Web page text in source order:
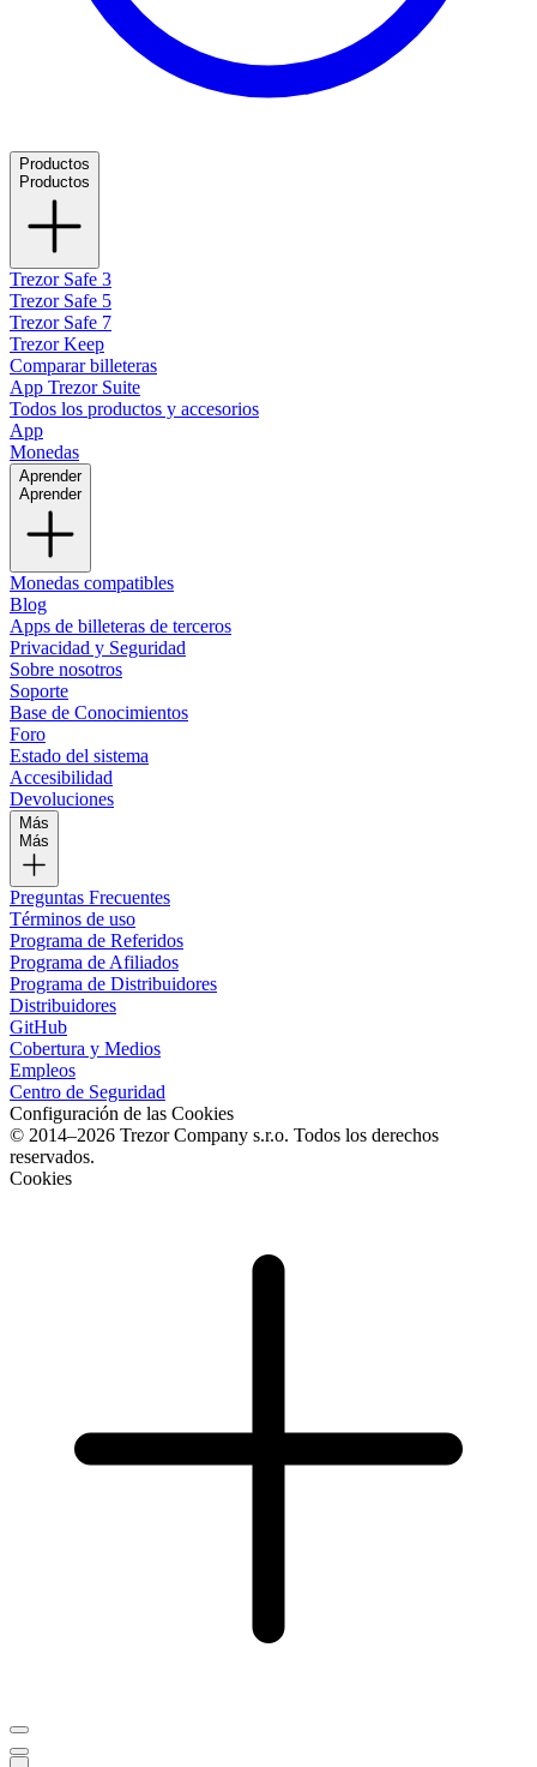
Productos
Productos
Trezor Safe 3
Trezor Safe 5
Trezor Safe 7
Trezor Keep
Comparar billeteras
App Trezor Suite
Todos los productos y accesorios
App
Monedas
Aprender
Aprender
Monedas compatibles
Blog
Apps de billeteras de terceros
Privacidad y Seguridad
Sobre nosotros
Soporte
Base de Conocimientos
Foro
Estado del sistema
Accesibilidad
Devoluciones
Más
Más
Preguntas Frecuentes
Términos de uso
Programa de Referidos
Programa de Afiliados
Programa de Distribuidores
Distribuidores
GitHub
Cobertura y Medios
Empleos
Centro de Seguridad
Configuración de las Cookies
© 2014–2026 Trezor Company s.r.o. Todos los derechos
reservados.
Cookies